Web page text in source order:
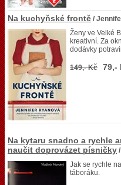
Na kuchyňské frontě /
Ženy ve Velké
kreativní. Za
dodávky
149,- Kč 79,-
Na kytaru snadno a rychle
naučit doprovázet písničky
Jak se rychle
táboráku.